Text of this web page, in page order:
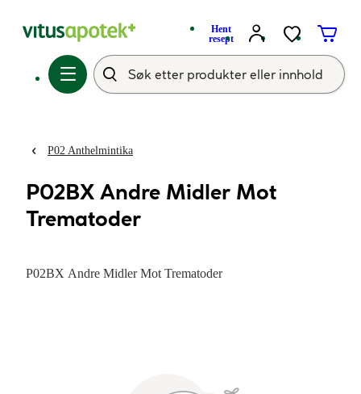
Hent
resept
P02 Anthelmintika
P02BX Andre Midler Mot
Trematoder
P02BX Andre Midler Mot Trematoder